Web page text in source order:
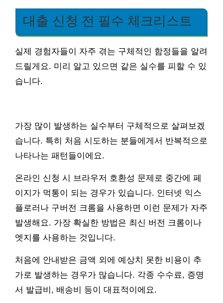
대출 신청 전 필수 체크리스트
실제 경험자들이 자주 겪는 구체적인 함정들을 알려
드릴게요. 미리 알고 있으면 같은 실수를 피할 수 있
습니다.
가장 많이 발생하는 실수부터 구체적으로 살펴보겠
습니다. 특히 처음 시도하는 분들에게서 반복적으로
나타나는 패턴들이에요.
온라인 신청 시 브라우저 호환성 문제로 중간에 페
이지가 먹통이 되는 경우가 있습니다. 인터넷 익스
플로러나 구버전 크롬을 사용하면 이런 문제가 자주
발생해요. 가장 확실한 방법은 최신 버전 크롬이나
엣지를 사용하는 것입니다.
처음에 안내받은 금액 외에 예상치 못한 비용이 추
가로 발생하는 경우가 많습니다. 각종 수수료, 증명
서 발급비, 배송비 등이 대표적이에요.